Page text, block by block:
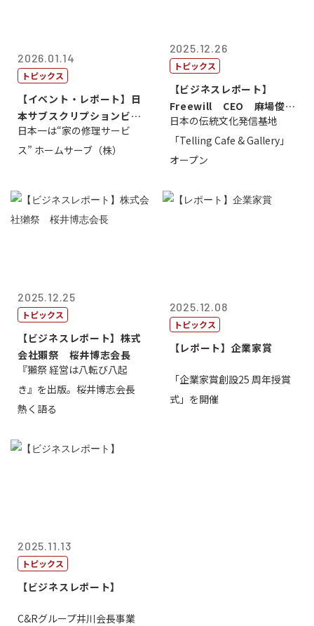
2026.01.14
トピックス
【イベント・レポート】日
本サブスクリプションビジ
ネス大賞20...
日本一は“家の修理サービ
ス” ホームサーブ（株）
2025.12.26
トピックス
【ビジネスレポート】
Freewill CEO 麻場俊行
氏
日本の伝統文化発信基地
「Telling Cafe & Gallery」
オープン
2025.12.25
トピックス
【ビジネスレポート】株式
会社獺祭 桜井博志会長
『獺祭 経営は八転び八起
き』を出版。桜井博志会長
熱く語る
2025.12.08
トピックス
【レポート】企業家賞
「企業家賞創設25 周年授賞
式」を開催
2025.11.13
トピックス
【ビジネスレポート】
C&Rグループ井川会長事業